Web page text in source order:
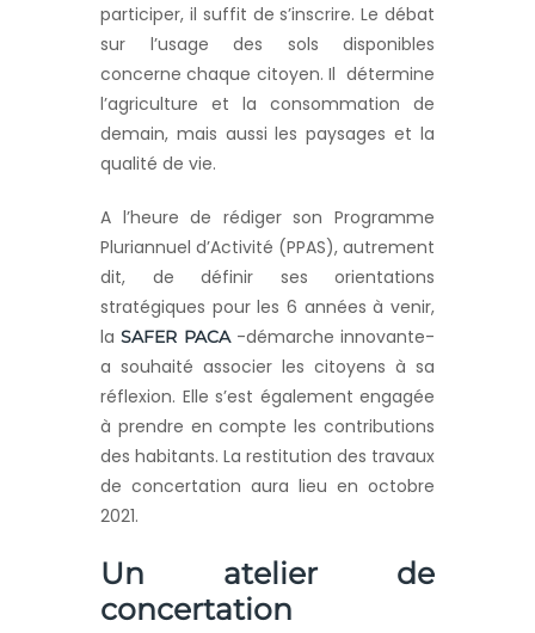
participer, il suffit de s’inscrire. Le débat
sur l’usage des sols disponibles
concerne chaque citoyen. Il détermine
l’agriculture et la consommation de
demain, mais aussi les paysages et la
qualité de vie.
A l’heure de rédiger son Programme
Pluriannuel d’Activité (PPAS), autrement
dit, de définir ses orientations
stratégiques pour les 6 années à venir,
laSAFER PACA-démarche innovante-
a souhaité associer les citoyens à sa
réflexion. Elle s’est également engagée
à prendre en compte les contributions
des habitants. La restitution des travaux
de concertation aura lieu en octobre
2021.
Un atelier de
concertation